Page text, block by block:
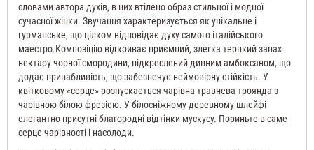
словами автора духів, в них втілено образ стильної і модної
сучасної жінки. Звучання характеризується як унікальне і
гурманське, що цілком відповідає духу самого італійського
маестро.Композіцію відкриває приємний, злегка терпкий запах
нектару чорної смородини, підкреслений дивним амбоксаном, що
додає привабливість, що забезпечує неймовірну стійкість. У
квітковому «серце» розпускається чарівна травнева троянда з
чарівною білою фрезією. У білосніжному деревному шлейфі
елегантно присутні благородні відтінки мускусу. Пориньте в саме
серце чарівності і насолоди.